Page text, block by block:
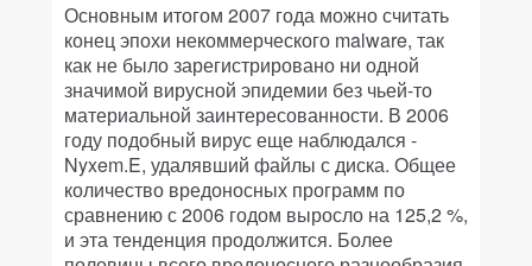
Основным итогом 2007 года можно считать
конец эпохи некоммерческого malware, так
как не было зарегистрировано ни одной
значимой вирусной эпидемии без чьей-то
материальной заинтересованности. В 2006
году подобный вирус еще наблюдался -
Nyxem.E, удалявший файлы с диска. Общее
количество вредоносных программ по
сравнению с 2006 годом выросло на 125,2 %,
и эта тенденция продолжится. Более